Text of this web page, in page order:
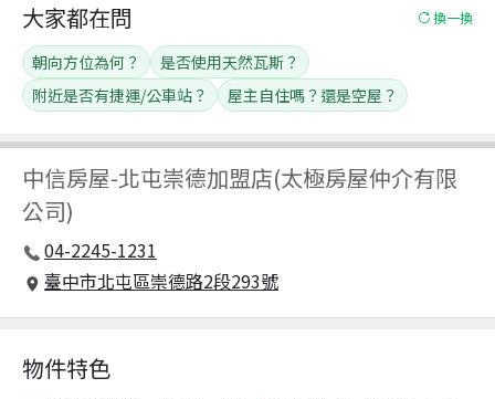
中信房屋-北屯崇德加盟店(太極房屋仲介有限
公司)
04-2245-1231
臺中市北屯區崇德路2段293號
大家都在問 換一換
朝向方位為何？
是否使用天然瓦斯？
附近是否有捷運/公車站？
屋主自住嗎？還是空屋？
物件特色